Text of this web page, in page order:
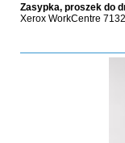
Zasypka, proszek do
Xerox WorkCentre